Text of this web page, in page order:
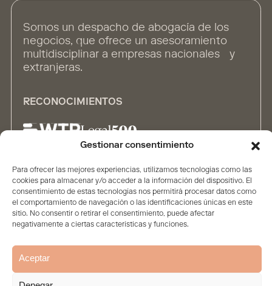
Gestionar consentimiento
Para ofrecer las mejores experiencias, utilizamos tecnologías como las
cookies para almacenar y/o acceder a la información del dispositivo. El
consentimiento de estas tecnologías nos permitirá procesar datos como
el comportamiento de navegación o las identificaciones únicas en este
sitio. No consentir o retirar el consentimiento, puede afectar
negativamente a ciertas características y funciones.
Aceptar
Somos un despacho de abogacía de los
negocios, que ofrece un asesoramiento
multidisciplinar a empresas nacionales y
extranjeras.
RECONOCIMIENTOS
ALIANZAS
InicioFirmaContenidosPersonasSoluciones